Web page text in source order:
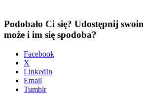
Podobało Ci się? Udostępnij
może i im się spodoba?
Face­bo­ok
X
Lin­ke­dIn
Ema­il
Tum­blr